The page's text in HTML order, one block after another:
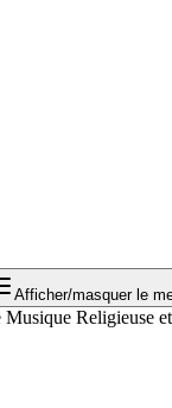
Afficher/masquer le
Religieuse